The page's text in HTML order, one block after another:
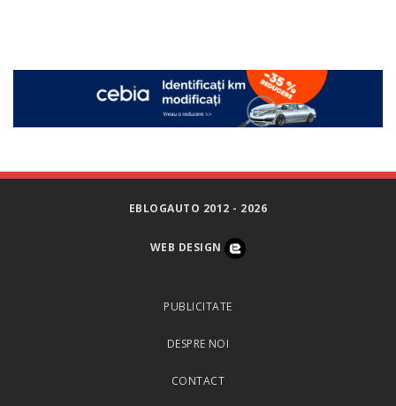
EBLOGAUTO 2012 - 2026
WEB DESIGN
PUBLICITATE
DESPRE NOI
CONTACT